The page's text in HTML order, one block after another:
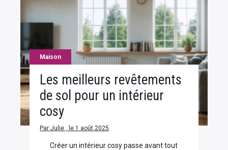
Maison
Les meilleurs revêtements
de sol pour un intérieur
cosy
Par Julie , le 1 août 2025
Créer un intérieur cosy passe avant tout